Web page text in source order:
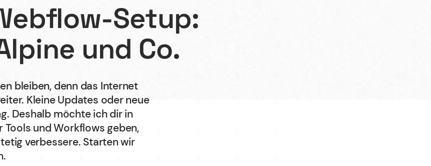
Webflow
Webdesign
Shopify
UX/UI Design
Setup:
und Co.
bleiben, denn das Internet
Kleine Updates oder neue
Deshalb möchte ich dir in
und Workflows geben,
verbessere. Starten wir